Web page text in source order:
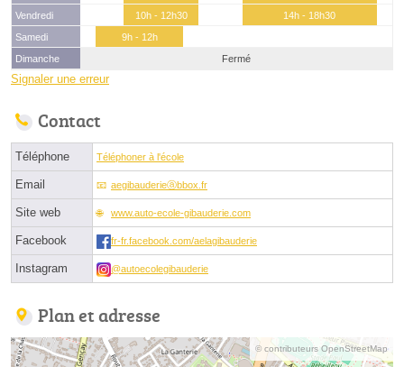
Vendredi
10h - 12h30
14h - 18h30
Samedi
9h - 12h
Dimanche
Fermé
Signaler une erreur
Contact
Téléphone Téléphoner à l'école
Email aegibauderieⓐbbox.fr
Site web www.auto-ecole-gibauderie.com
Facebook fr-fr.facebook.com/aelagibauderie
Instagram @autoecolegibauderie
Plan et adresse
© contributeurs OpenStreetMap